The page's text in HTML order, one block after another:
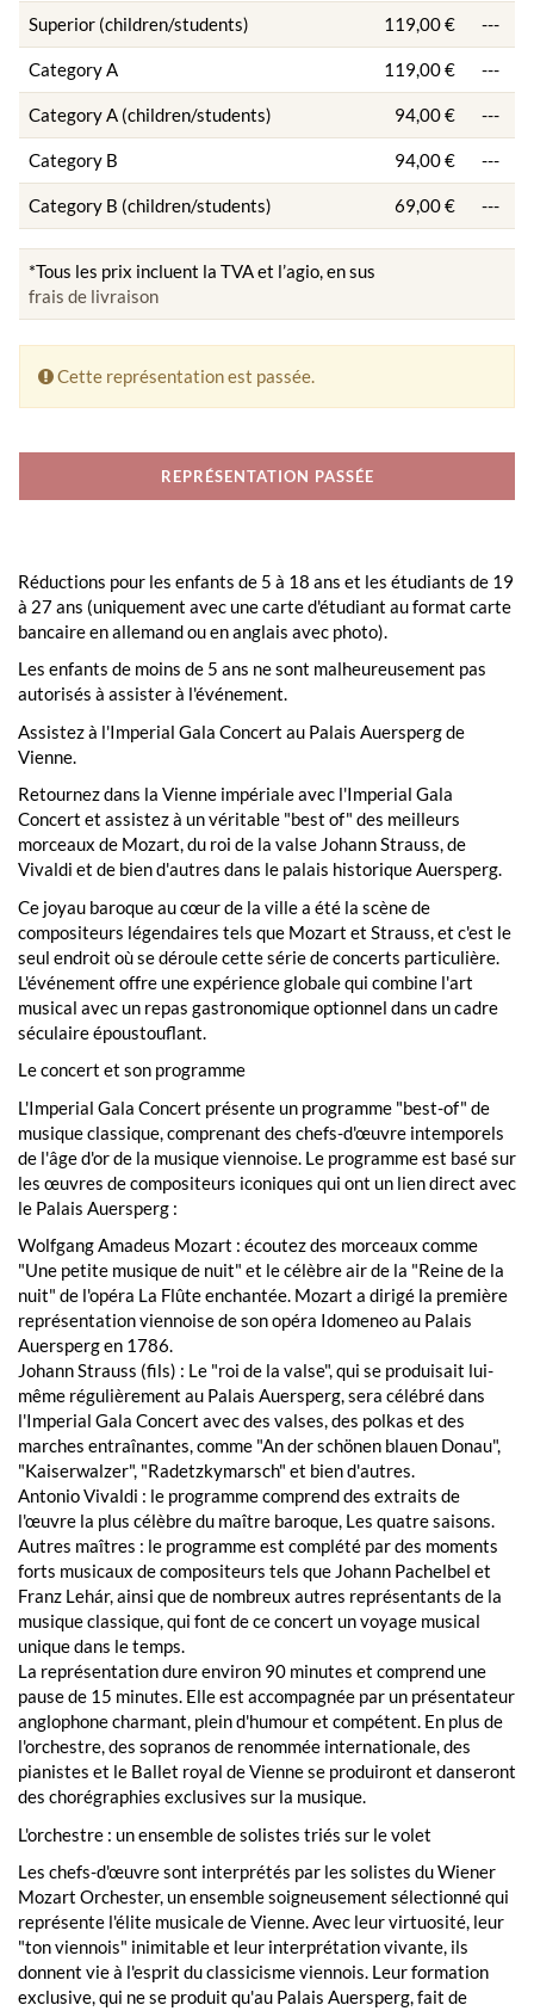
Superior (children/students) 119,00 € ---
Category A 119,00 € ---
Category A (children/students) 94,00 € ---
Category B 94,00 € ---
Category B (children/students) 69,00 € ---
*Tous les prix incluent la TVA et l’agio, en sus
frais de livraison
Cette représentation est passée.
REPRÉSENTATION PASSÉE
Réductions pour les enfants de 5 à 18 ans et les étudiants de 19
à 27 ans (uniquement avec une carte d'étudiant au format carte
bancaire en allemand ou en anglais avec photo).
Les enfants de moins de 5 ans ne sont malheureusement pas
autorisés à assister à l'événement.
Assistez à l'Imperial Gala Concert au Palais Auersperg de
Vienne.
Retournez dans la Vienne impériale avec l'Imperial Gala
Concert et assistez à un véritable "best of" des meilleurs
morceaux de Mozart, du roi de la valse Johann Strauss, de
Vivaldi et de bien d'autres dans le palais historique Auersperg.
Ce joyau baroque au cœur de la ville a été la scène de
compositeurs légendaires tels que Mozart et Strauss, et c'est le
seul endroit où se déroule cette série de concerts particulière.
L'événement offre une expérience globale qui combine l'art
musical avec un repas gastronomique optionnel dans un cadre
séculaire époustouflant.
Le concert et son programme
L'Imperial Gala Concert présente un programme "best-of" de
musique classique, comprenant des chefs-d'œuvre intemporels
de l'âge d'or de la musique viennoise. Le programme est basé sur
les œuvres de compositeurs iconiques qui ont un lien direct avec
le Palais Auersperg :
Wolfgang Amadeus Mozart : écoutez des morceaux comme
"Une petite musique de nuit" et le célèbre air de la "Reine de la
nuit" de l'opéra La Flûte enchantée. Mozart a dirigé la première
représentation viennoise de son opéra Idomeneo au Palais
Auersperg en 1786.
Johann Strauss (fils) : Le "roi de la valse", qui se produisait lui-
même régulièrement au Palais Auersperg, sera célébré dans
l'Imperial Gala Concert avec des valses, des polkas et des
marches entraînantes, comme "An der schönen blauen Donau",
"Kaiserwalzer", "Radetzkymarsch" et bien d'autres.
Antonio Vivaldi : le programme comprend des extraits de
l'œuvre la plus célèbre du maître baroque, Les quatre saisons.
Autres maîtres : le programme est complété par des moments
forts musicaux de compositeurs tels que Johann Pachelbel et
Franz Lehár, ainsi que de nombreux autres représentants de la
musique classique, qui font de ce concert un voyage musical
unique dans le temps.
La représentation dure environ 90 minutes et comprend une
pause de 15 minutes. Elle est accompagnée par un présentateur
anglophone charmant, plein d'humour et compétent. En plus de
l'orchestre, des sopranos de renommée internationale, des
pianistes et le Ballet royal de Vienne se produiront et danseront
des chorégraphies exclusives sur la musique.
L'orchestre : un ensemble de solistes triés sur le volet
Les chefs-d'œuvre sont interprétés par les solistes du Wiener
Mozart Orchester, un ensemble soigneusement sélectionné qui
représente l'élite musicale de Vienne. Avec leur virtuosité, leur
"ton viennois" inimitable et leur interprétation vivante, ils
donnent vie à l'esprit du classicisme viennois. Leur formation
exclusive, qui ne se produit qu'au Palais Auersperg, fait de